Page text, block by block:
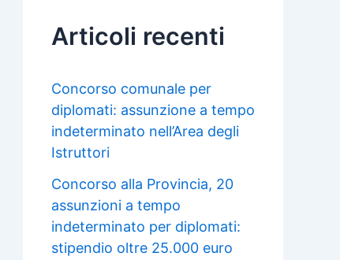
Articoli recenti
Concorso comunale per
diplomati: assunzione a tempo
indeterminato nell’Area degli
Istruttori
Concorso alla Provincia, 20
assunzioni a tempo
indeterminato per diplomati:
stipendio oltre 25.000 euro